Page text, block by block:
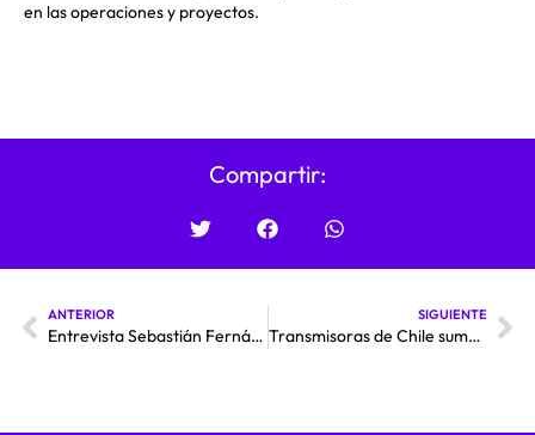
en las operaciones y proyectos.
Compartir:
ANTERIOR
Entrevista Sebastián Fernández y Carola Venegas
SIGUIENTE
Transmisoras de Chile suma al gremio a Conexión, empresa que desarrollará megalínea que unirá Antofagasta y Santiago